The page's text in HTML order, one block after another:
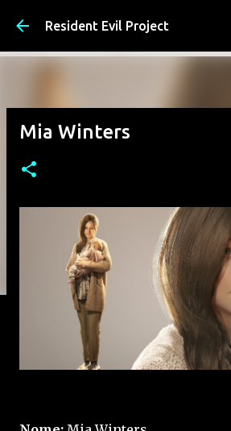
Pular para o conteúdo
Resident Evil Project
Mia Winters